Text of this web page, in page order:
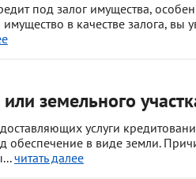
под залог имущества,
в качестве залога, вы
земельного
услуги
обеспечение в виде земли.
читать далее